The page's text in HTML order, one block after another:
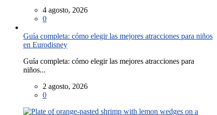
4 agosto, 2026
0
Guía completa: cómo elegir las mejores atracciones para niños
en Eurodisney
Guía completa: cómo elegir las mejores atracciones para
niños...
2 agosto, 2026
0